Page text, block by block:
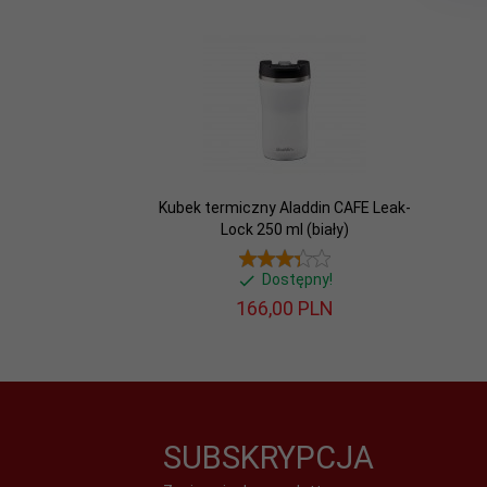
składany
Kolor
Kubek termiczny Aladdin CAFE Leak-
Lock 250 ml (biały)
Dostępny!
166,00 PLN
SUBSKRYPCJA